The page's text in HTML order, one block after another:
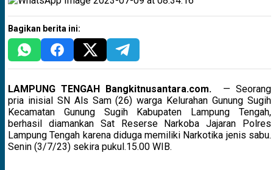
Bagikan berita ini:
LAMPUNG TENGAH Bangkitnusantara.com. — Seorang
pria inisial SN Als Sam (26) warga Kelurahan Gunung Sugih
Kecamatan Gunung Sugih Kabupaten Lampung Tengah,
berhasil diamankan Sat Reserse Narkoba Jajaran Polres
Lampung Tengah karena diduga memiliki Narkotika jenis sabu.
Senin (3/7/23) sekira pukul.15.00 WIB.